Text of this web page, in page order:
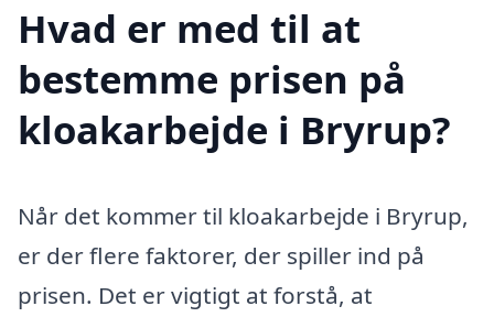
Hvad er med til at
bestemme prisen på
kloakarbejde i Bryrup?
Når det kommer til kloakarbejde i Bryrup,
er der flere faktorer, der spiller ind på
prisen. Det er vigtigt at forstå, at